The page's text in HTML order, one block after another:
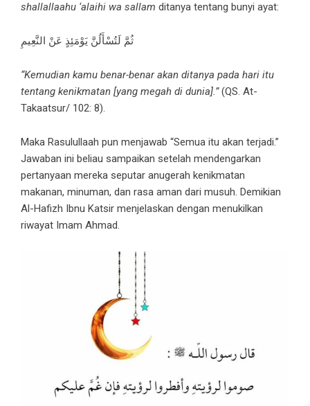
shallallaahu ‘alaihi wa sallam ditanya tentang bunyi ayat:
ثُمَّ لَتُسْأَلُنَّ يَوْمَئِذٍ عَنْ النَّعِيمِ
“Kemudian kamu benar-benar akan ditanya pada hari itu
tentang kenikmatan [yang megah di dunia].”(QS. At-
Takaatsur/ 102: 8).
Maka Rasulullaah pun menjawab “Semua itu akan terjadi.”
Jawaban ini beliau sampaikan setelah mendengarkan
pertanyaan mereka seputar anugerah kenikmatan
makanan, minuman, dan rasa aman dari musuh. Demikian
Al-Hafizh Ibnu Katsir menjelaskan dengan menukilkan
riwayat Imam Ahmad.